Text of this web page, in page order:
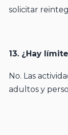
solicitar
13. ¿Hay
No. Las
adultos y